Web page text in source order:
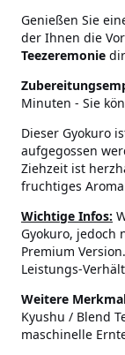
Genießen Sie
der Ihnen die
Teezeremonie
Minuten - Sie
Dieser Gyokuro
aufgegossen
Ziehzeit ist
fruchtiges
Wichtige Infos:
Gyokuro,
Premium
Leistungs-
Weitere
Kyushu / Blend
maschinelle